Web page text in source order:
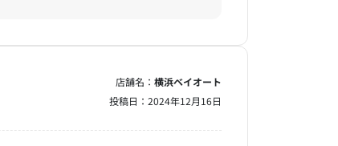
店舗名： 横浜ベイオート
投稿日： 2024年12月16日